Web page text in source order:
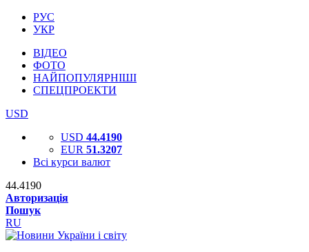
РУС
УКР
ВІДЕО
ФОТО
НАЙПОПУЛЯРНІШІ
СПЕЦПРОЕКТИ
USD
USD 44.4190
EUR 51.3207
Всі курси валют
44.4190
Авторизація
Пошук
RU